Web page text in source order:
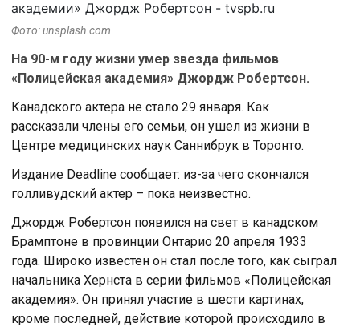
Фото: unsplash.com
На 90-м году жизни умер звезда фильмов
«Полицейская академия» Джордж Робертсон.
Канадского актера не стало 29 января. Как
рассказали члены его семьи, он ушел из жизни в
Центре медицинских наук Саннибрук в Торонто.
Издание Deadline сообщает: из-за чего скончался
голливудский актер – пока неизвестно.
Джордж Робертсон появился на свет в канадском
Брамптоне в провинции Онтарио 20 апреля 1933
года. Широко известен он стал после того, как сыграл
начальника Хернста в серии фильмов «Полицейская
академия». Он принял участие в шести картинах,
кроме последней, действие которой происходило в